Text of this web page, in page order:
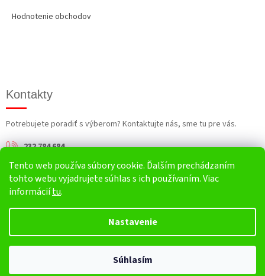
Tento web používa súbory cookie. Ďalším prechádzaním
tohto webu vyjadrujete súhlas s ich používaním. Viac
informáciítu.
Nastavenie
Súhlasím
Hodnotenie obchodov
Kontakty
Potrebujete poradiť s výberom? Kontaktujte nás, sme tu pre vás.
232 784 684
info@harv.sk
HARV.sk. Všetky práva vyhradené.